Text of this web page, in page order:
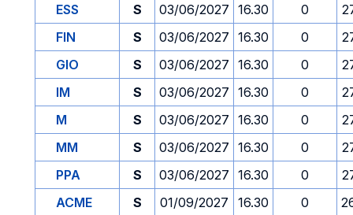
ESS
S 03/06/2027 16.30 0
FIN
S 03/06/2027 16.30 0
GIO
S 03/06/2027 16.30 0
IM
S 03/06/2027 16.30 0
M
S 03/06/2027 16.30 0
MM
S 03/06/2027 16.30 0
PPA
S 03/06/2027 16.30 0
ACME
S 01/09/2027 16.30 0